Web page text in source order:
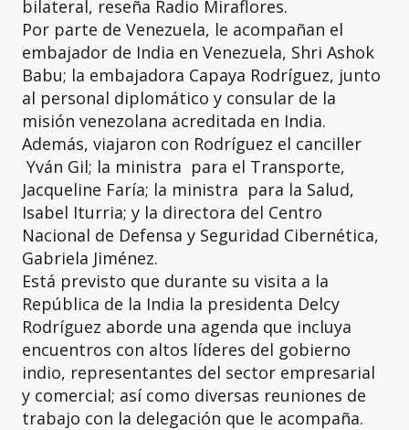
bilateral, reseña Radio Miraflores.
Por parte de Venezuela, le acompañan el
embajador de India en Venezuela, Shri Ashok
Babu; la embajadora Capaya Rodríguez, junto
al personal diplomático y consular de la
misión venezolana acreditada en India.
Además, viajaron con Rodríguez el canciller
Yván Gil; la ministra para el Transporte,
Jacqueline Faría; la ministra para la Salud,
Isabel Iturria; y la directora del Centro
Nacional de Defensa y Seguridad Cibernética,
Gabriela Jiménez.
Está previsto que durante su visita a la
República de la India la presidenta Delcy
Rodríguez aborde una agenda que incluya
encuentros con altos líderes del gobierno
indio, representantes del sector empresarial
y comercial; así como diversas reuniones de
trabajo con la delegación que le acompaña.